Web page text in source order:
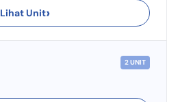
Lihat Unit›
2UNIT